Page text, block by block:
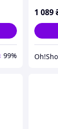
99%
1 089